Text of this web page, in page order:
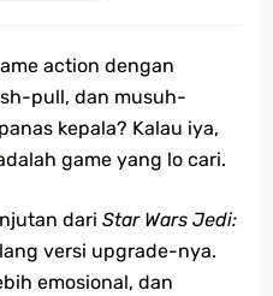
action dengan
pull, dan musuh-
kepala? Kalau iya,
game yang lo cari.
dari Star Wars Jedi:
versi upgrade-nya.
emosional, dan